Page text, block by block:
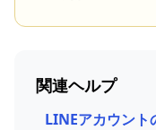
関連ヘルプ
LINEアカウント